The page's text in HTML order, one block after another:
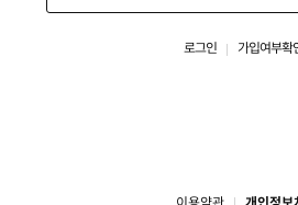
로그인 가입여부확